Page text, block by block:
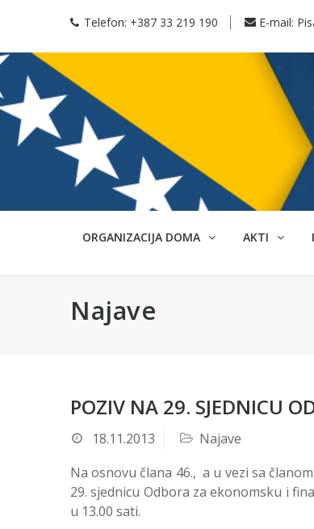
Telefon: +387 33 219 190 E-mail:
ORGANIZACIJA DOMA AKTI
Najave
POZIV NA 29. SJEDNICU
18.11.2013
Najave
Na osnovu člana 46., a u vezi sa
29. sjednicu Odbora za ekonomsku i
u 13.00 sati.